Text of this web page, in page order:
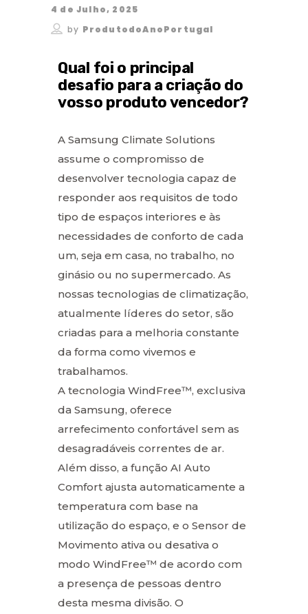
4 de Julho, 2025
by ProdutodoAnoPortugal
Qual foi o principal
desafio para a criação do
vosso produto vencedor?
A Samsung Climate Solutions
assume o compromisso de
desenvolver tecnologia capaz de
responder aos requisitos de todo
tipo de espaços interiores e às
necessidades de conforto de cada
um, seja em casa, no trabalho, no
ginásio ou no supermercado. As
nossas tecnologias de climatização,
atualmente líderes do setor, são
criadas para a melhoria constante
da forma como vivemos e
trabalhamos.
A tecnologia WindFree™, exclusiva
da Samsung, oferece
arrefecimento confortável sem as
desagradáveis correntes de ar.
Além disso, a função AI Auto
Comfort ajusta automaticamente a
temperatura com base na
utilização do espaço, e o Sensor de
Movimento ativa ou desativa o
modo WindFree™ de acordo com
a presença de pessoas dentro
desta mesma divisão. O